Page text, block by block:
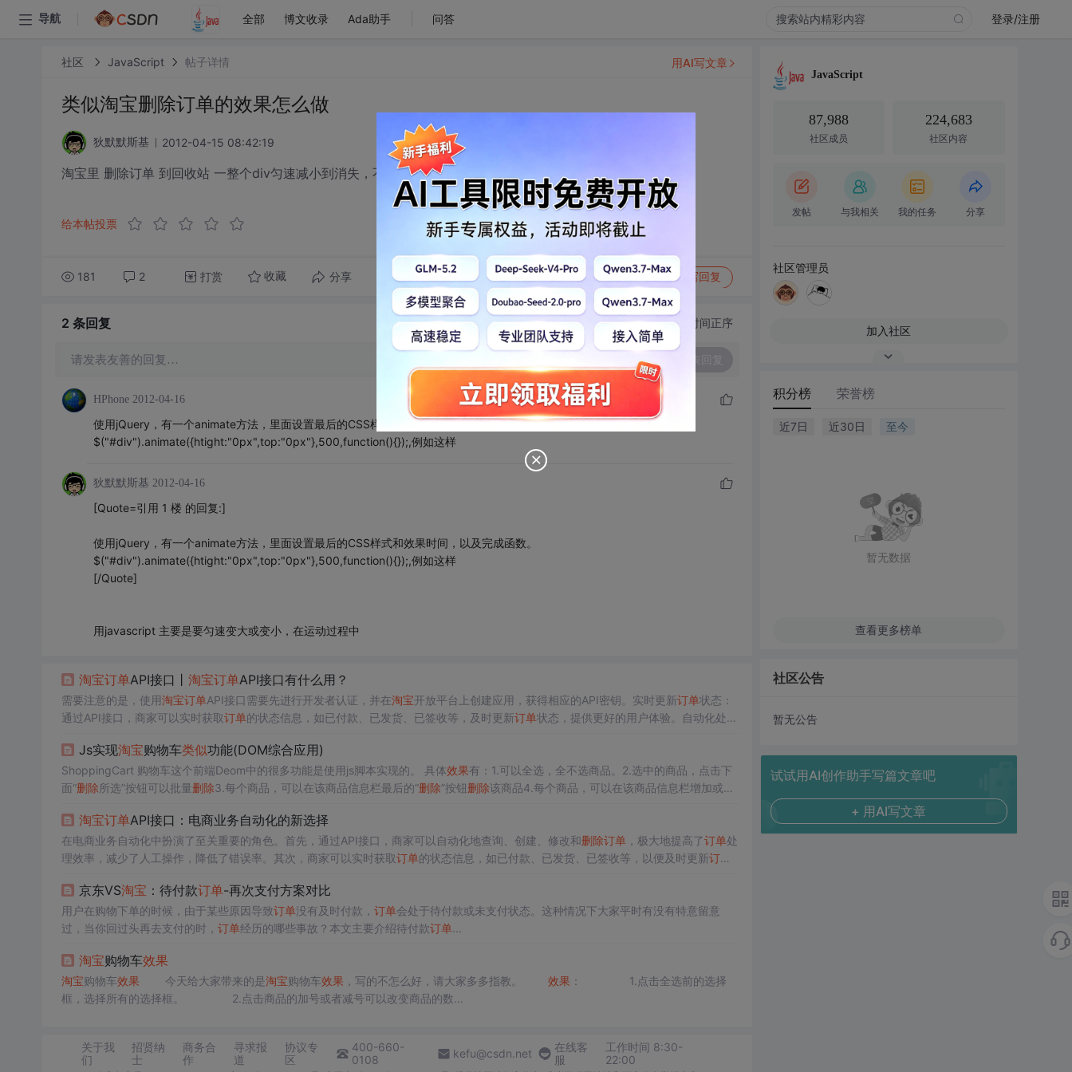
导航 全部 博文收录 Ada助手 问答 登录/注册
社区 JavaScript 帖子详情
类似淘宝删除订单的效果怎么做
狄默默斯基 2012-04-15 08:42:19
淘宝里 删除订单 到回收站 一整个div匀速减小到消失，不知道怎么做的
给本帖投票
181 2 打赏 收藏 分享 转发到动态 举报 写回复
用AI写文章
2 条回复 切换为时间正序
请发表友善的回复…
HPhone 2012-04-16
使用jQuery，有一个animate方法，里面设置最后的CSS样式和效果时间，以及完成函数。
$("#div").animate({htight:"0px",top:"0px"},500,function(){});,例如这样
狄默默斯基 2012-04-16
[Quote=引用 1 楼 的回复:]
使用jQuery，有一个animate方法，里面设置最后的CSS样式和效果时间，以及完成函数。
$("#div").animate({htight:"0px",top:"0px"},500,function(){});,例如这样
[/Quote]
用javascript 主要是要匀速变大或变小，在运动过程中
淘宝订单API接口丨 淘宝订单API接口有什么用？
需要注意的是，使用淘宝订单API接口需要先进行开发者认证，并在淘宝开放平台上创建应用，获得相应的API密钥。实时更新订单状态：
通过API接口，商家可以实时获取订单的状态信息，如已付款、已发货、已签收等，及时更新订单状态，提供更好的用户体验。自动化处理
API接口可以帮助商家提高订单处理效率，提供更好的用户体验，同时也可以为商家提供数据支持，优化运营
Js实现淘宝购物车类似功能(DOM综合应用)
ShoppingCart 购物车这个前端Deom中的很多功能是使用js脚本实现的。 具体效果有：1.可以全选，全不选商品。2.选中的商品，点击下
面“删除所选”按钮可以批量删除3.每个商品，可以在该商品信息栏最后的“删除”按钮删除该商品4.每个商品，可以在该商品信息栏增加或减
淘宝订单API接口：电商业务自动化的新选择
在电商业务自动化中扮演了至关重要的角色。首先，通过API接口，商家可以自动化地查询、创建、修改和删除订单，极大地提高了订单处
理效率，减少了人工操作，降低了错误率。其次，商家可以实时获取订单的状态信息，如已付款、已发货、已签收等，以便及时更新订单
品策略和营销方案提供数据支持，优化运营效果。在电商业务自动化的多个环节中，
京东VS淘宝 ：待付款订单-再次支付方案对比
用户在购物下单的时候，由于某些原因导致订单没有及时付款， 订单会处于待付款或未支付状态。这种情况下大家平时有没有特意留意
过，当你回过头再去支付的时， 订单经历的哪些事故？本文主要介绍待付款订单...
淘宝购物车效果
淘宝购物车效果 今天给大家带来的是淘宝购物车效果 ，写的不怎么好，请大家多多指教。 效果 ： 1.点击全选前的选择
框，选择所有的选择框。 2.点击商品的加号或者减号可以改变商品的数...
关于我
们
招贤纳
士
商务合
作
寻求报
道
协议专
区
400-660-
0108
kefu@csdn.net
在线客
服
工作时间 8:30-
22:00
JavaScript
87,988
社区成员
224,683
社区内容
发帖 与我相关 我的任务 分享
社区管理员
加入社区
积分榜 荣誉榜
近7日 近30日 至今
暂无数据
查看更多榜单
社区公告
暂无公告
试试用AI创作助手写篇文章吧
+ 用AI写文章